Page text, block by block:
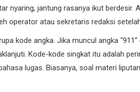
nyaring, jantung rasanya ikut berdesir.
operator atau sekretaris redaksi
kode angka. Jika muncul angka
Kode-kode singkat itu adalah
lugas. Biasanya, soal materi